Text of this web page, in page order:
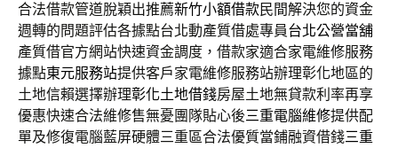
合法借款管道脫穎出推薦新竹小額借款民間解決您的資金
週轉的問題評估各據點台北動產質借處專員台北公營當舖
產質借官方網站快速資金調度，借款家適合家電維修服務
據點東元服務站提供客戶家電維修服務站辦理彰化地區的
土地信賴選擇辦理彰化土地借錢房屋土地無貸款利率再享
優惠快速合法維修售無憂團隊貼心後三重電腦維修提供配
單及修復電腦藍屏硬體三重區合法優質當鋪融資借錢三重